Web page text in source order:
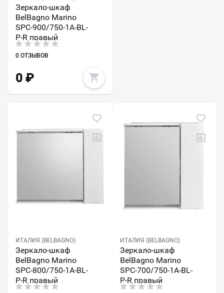
Зеркало-шкаф
BelBagno Marino
SPC-900/750-1A-BL-
P-R правый
0 ОТЗЫВОВ
0 ₽
ИТАЛИЯ (BELBAGNO)
Зеркало-шкаф
BelBagno Marino
SPC-800/750-1A-BL-
P-R правый
ИТАЛИЯ (BELBAGNO)
Зеркало-шкаф
BelBagno Marino
SPC-700/750-1A-BL-
P-R правый